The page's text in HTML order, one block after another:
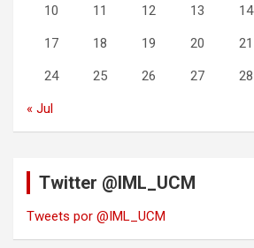
10 11 12 13 14
17 18 19 20 21
24 25 26 27 28
« Jul
Twitter @IML_UCM
Tweets por @IML_UCM